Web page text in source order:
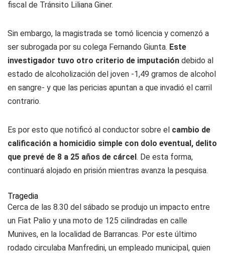
fiscal de Tránsito Liliana Giner.
Sin embargo, la magistrada se tomó licencia y comenzó a
ser subrogada por su colega Fernando Giunta. Este
investigador tuvo otro criterio de imputación debido al
estado de alcoholización del joven -1,49 gramos de alcohol
en sangre- y que las pericias apuntan a que invadió el carril
contrario.
Es por esto que notificó al conductor sobre el cambio de
calificación a homicidio simple con dolo eventual, delito
que prevé de 8 a 25 años de cárcel. De esta forma,
continuará alojado en prisión mientras avanza la pesquisa.
Tragedia
Cerca de las 8.30 del sábado se produjo un impacto entre
un Fiat Palio y una moto de 125 cilindradas en calle
Munives, en la localidad de Barrancas. Por este último
rodado circulaba Manfredini, un empleado municipal, quien